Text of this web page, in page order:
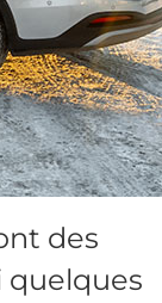
des
quelques